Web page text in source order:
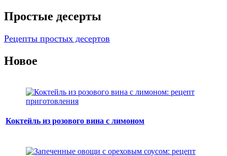
Простые десерты
Рецепты простых десертов
Новое
Коктейль из розового вина с лимоном